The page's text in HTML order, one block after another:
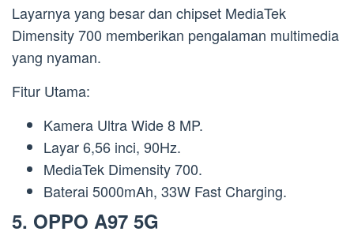
Layarnya yang besar dan chipset MediaTek
Dimensity 700 memberikan pengalaman multimedia
yang nyaman.
Fitur Utama:
Kamera Ultra Wide 8 MP.
Layar 6,56 inci, 90Hz.
MediaTek Dimensity 700.
Baterai 5000mAh, 33W Fast Charging.
5. OPPO A97 5G